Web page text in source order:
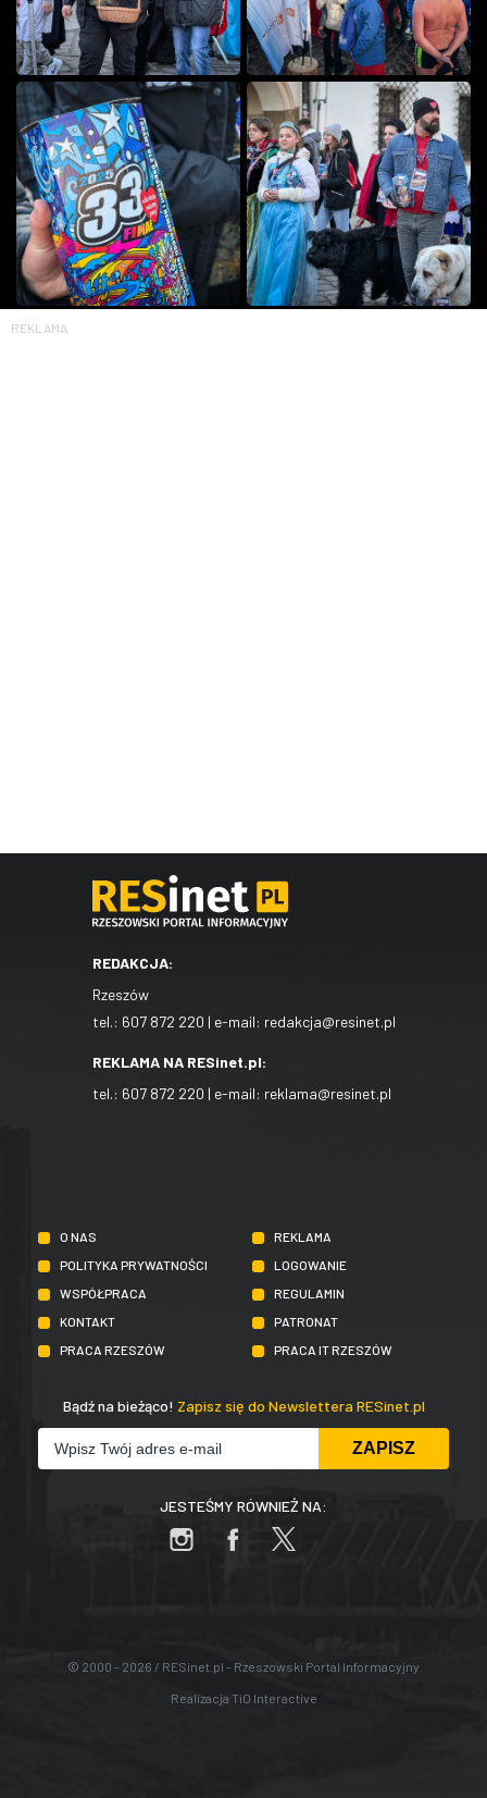
REKLAMA
REDAKCJA:
Rzeszów
tel.: 607 872 220 | e-mail: redakcja@resinet.pl
REKLAMA NA RESinet.pl:
tel.: 607 872 220 | e-mail: reklama@resinet.pl
O NAS
REKLAMA
POLITYKA PRYWATNOŚCI
LOGOWANIE
WSPÓŁPRACA
REGULAMIN
KONTAKT
PATRONAT
PRACA RZESZÓW
PRACA IT RZESZÓW
Bądź na bieżąco! Zapisz się do Newslettera RESinet.pl
JESTEŚMY RÓWNIEŻ NA:
© 2000 - 2026 / RESinet.pl - Rzeszowski Portal Informacyjny
Realizacja TiO Interactive